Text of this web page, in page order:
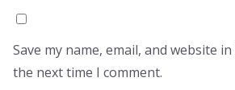
Save my name, email, and website
the next time I comment.